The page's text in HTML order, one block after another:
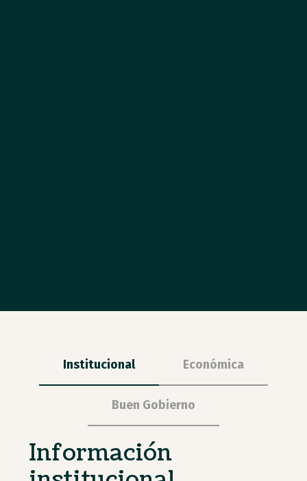
Institucional Económica
Buen Gobierno
Información